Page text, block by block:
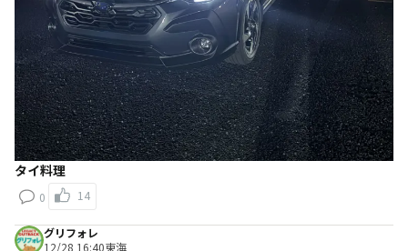
タイ料理
0 14
グリフォレ
12/28 16:40東海